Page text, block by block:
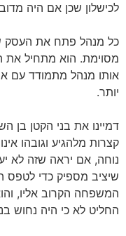
לכישלון שכן אם היה
כל מנהל פתח את העסק
מסוימת. הוא מתחיל את
אותו מנהל מתמודד עם
יותר.
דמיינו את בני הקטן בן
קצרות מלהגיע וגובהו
נוחה, אם יראה שזה לא
שיציב מספיק כדי לטפס
המשפחה הקרוב אליו,
החליט לא כי היה נחוש